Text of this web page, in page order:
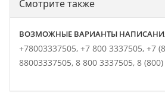
Смотрите также
ВОЗМОЖНЫЕ ВАРИАНТЫ
+78003337505, +7 800 3337505, +7
88003337505, 8 800 3337505, 8